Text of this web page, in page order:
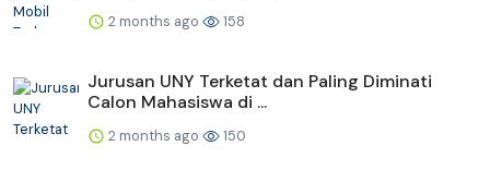
2 months ago 158
Jurusan UNY Terketat dan Paling Diminati
Calon Mahasiswa di ...
2 months ago 150